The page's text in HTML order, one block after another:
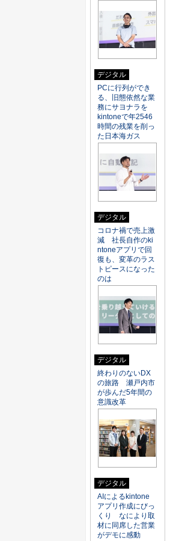
デジタル
PCに行列ができ
る、旧態依然な業
務にサヨナラを
kintoneで年2546
時間の残業を削っ
た日本海ガス
デジタル
コロナ禍で売上激
減 社長自作のki
ntoneアプリで回
復も、変革のラス
トピースになった
のは
デジタル
終わりのないDX
の旅路 瀬戸内市
が歩んだ5年間の
意識改革
デジタル
AIによるkintone
アプリ作成にびっ
くり なにより取
材に同席した営業
がデモに感動